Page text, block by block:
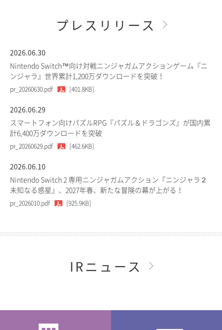
プレスリリース
2026.06.30
Nintendo Switch™向け対戦ニンジャガムアクションゲーム『ニ
ンジャラ』世界累計1,200万ダウンロードを突破！
pr_20260630.pdf [401.8KB]
2026.06.29
スマートフォン向けパズルRPG『パズル＆ドラゴンズ』が国内累
計6,400万ダウンロードを突破
pr_20260629.pdf [462.6KB]
2026.06.10
Nintendo Switch 2 専用ニンジャガムアクション『ニンジャラ２
未知なる惑星』、2027年春、新たな冒険の幕が上がる！
pr_2026010.pdf [925.9KB]
IRニュース